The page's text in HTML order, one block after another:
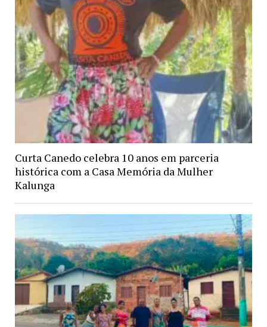
Curta Canedo celebra 10 anos em parceria
histórica com a Casa Memória da Mulher
Kalunga